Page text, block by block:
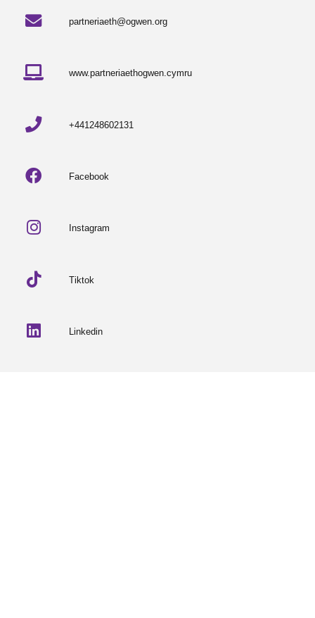
partneriaeth@ogwen.org
www.partneriaethogwen.cymru
+441248602131
Facebook
Instagram
Tiktok
Linkedin